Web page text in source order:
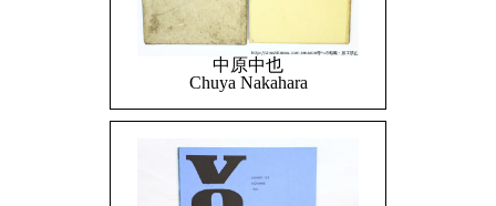
中原中也
Chuya Nakahara